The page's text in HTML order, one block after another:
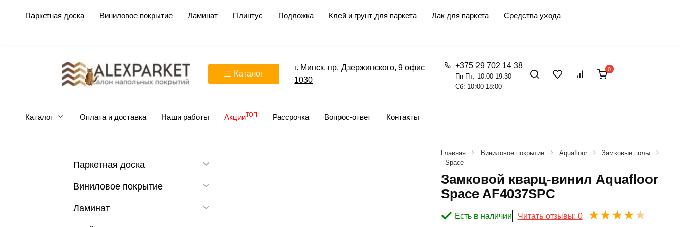
Паркетная доска Виниловое покрытие Ламинат Плинтус Подложка Клей и грунт для паркета Лак для паркета Средства ухода
Каталог
г. Минск, пр. Дзержинского, 9 офис
1030
+375 29 702 14 38
Пн-Пт: 10:00-19:30
Сб: 10:00-18:00
0
Каталог Оплата и доставка Наши работы АкцииТОП Рассрочка Вопрос-ответ Контакты
Главная Виниловое покрытие Aquafloor
Замковые полы
Space
Замковой кварц-винил Aquafloor
Space AF4037SPC
Есть в наличии Читать отзывы: 0
Паркетная доска
Виниловое покрытие
Ламинат